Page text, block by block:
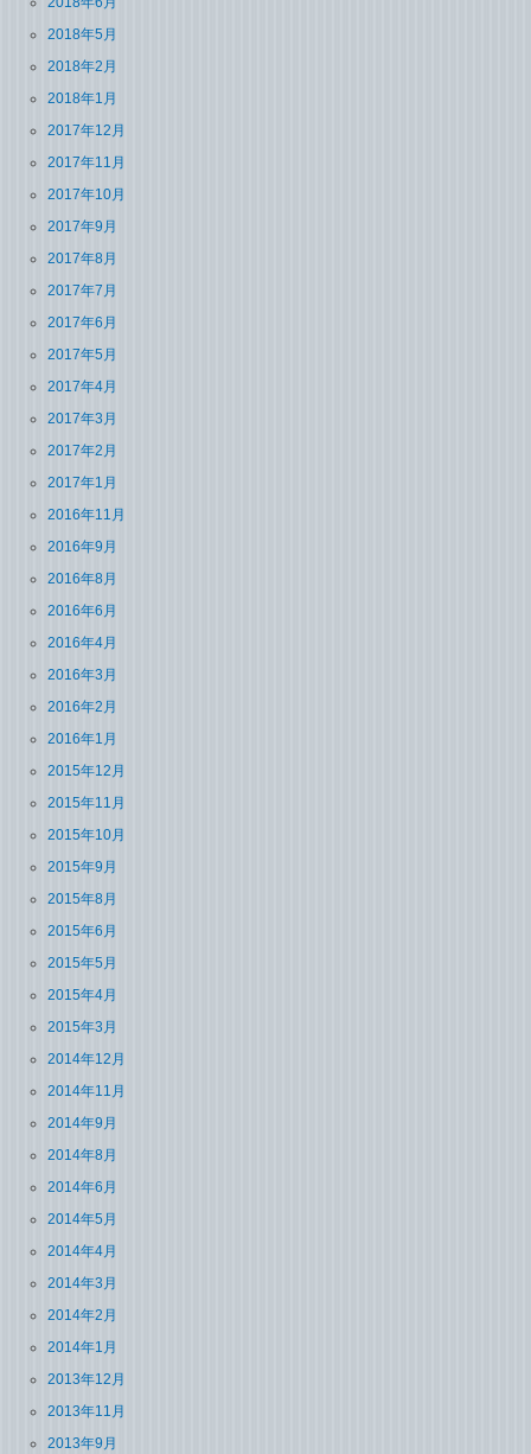
2018年5月
2018年2月
2018年1月
2017年12月
2017年11月
2017年10月
2017年9月
2017年8月
2017年7月
2017年6月
2017年5月
2017年4月
2017年3月
2017年2月
2017年1月
2016年11月
2016年9月
2016年8月
2016年6月
2016年4月
2016年3月
2016年2月
2016年1月
2015年12月
2015年11月
2015年10月
2015年9月
2015年8月
2015年6月
2015年5月
2015年4月
2015年3月
2014年12月
2014年11月
2014年9月
2014年8月
2014年6月
2014年5月
2014年4月
2014年3月
2014年2月
2014年1月
2013年12月
2013年11月
2013年9月